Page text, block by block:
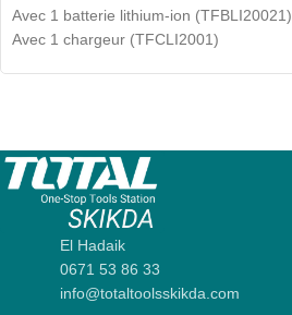
Avec 1 batterie lithium-ion (TFBLI20021)
Avec 1 chargeur (TFCLI2001)
El Hadaik
0671 53 86 33
info@totaltoolsskikda.com